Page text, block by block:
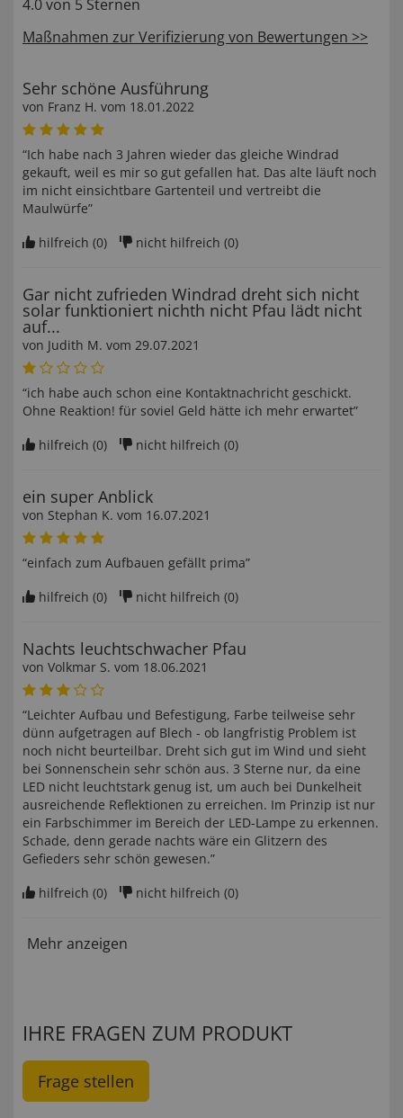
4.0 von 5 Sternen
Maßnahmen zur Verifizierung von Bewertungen >>
Sehr schöne Ausführung
von Franz H. vom 18.01.2022
“Ich habe nach 3 Jahren wieder das gleiche Windrad
gekauft, weil es mir so gut gefallen hat. Das alte läuft noch
im nicht einsichtbare Gartenteil und vertreibt die
Maulwürfe”
hilfreich (0) nicht hilfreich (0)
Gar nicht zufrieden Windrad dreht sich nicht
solar funktioniert nichth nicht Pfau lädt nicht
auf...
von Judith M. vom 29.07.2021
“ich habe auch schon eine Kontaktnachricht geschickt.
Ohne Reaktion! für soviel Geld hätte ich mehr erwartet”
hilfreich (0) nicht hilfreich (0)
ein super Anblick
von Stephan K. vom 16.07.2021
“einfach zum Aufbauen gefällt prima”
hilfreich (0) nicht hilfreich (0)
Nachts leuchtschwacher Pfau
von Volkmar S. vom 18.06.2021
“Leichter Aufbau und Befestigung, Farbe teilweise sehr
dünn aufgetragen auf Blech - ob langfristig Problem ist
noch nicht beurteilbar. Dreht sich gut im Wind und sieht
bei Sonnenschein sehr schön aus. 3 Sterne nur, da eine
LED nicht leuchtstark genug ist, um auch bei Dunkelheit
ausreichende Reflektionen zu erreichen. Im Prinzip ist nur
ein Farbschimmer im Bereich der LED-Lampe zu erkennen.
Schade, denn gerade nachts wäre ein Glitzern des
Gefieders sehr schön gewesen.”
hilfreich (0) nicht hilfreich (0)
Mehr anzeigen
IHRE FRAGEN ZUM PRODUKT
Frage stellen